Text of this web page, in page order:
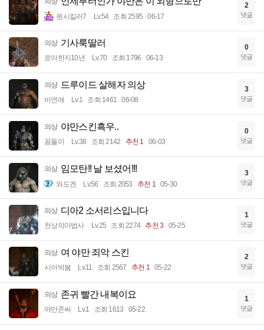
원시킬러7 Lv.54 조회 2595 06-17
2
댓글
의상 기사룩딸러
로아한지10년 Lv.70 조회 1796 06-13
0
댓글
의상 드루이드 살해자 의상
비연애 Lv.1 조회 1461 06-08
3
댓글
의상 야만스킨흑우..
꼼돌이 Lv.38 조회 2142 추천 1 06-03
0
댓글
의상 임모탄!! 날 보셨어!!!
와도겐 Lv.56 조회 2053 추천 1 05-30
3
댓글
의상 디아2 소서리스입니다
천상의마법사 Lv.25 조회 2274 추천 3 05-25
1
댓글
의상 여 야만 죄악 스킨
시아박봄 Lv.11 조회 2567 추천 1 05-22
2
댓글
의상 존귀 빨간 내복이요
야만존싸 Lv.1 조회 1613 05-22
1
댓글